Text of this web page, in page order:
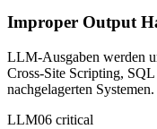
Improper Output
LLM-Ausgaben werden
Cross-Site Scripting,
nachgelagerten Systemen.
LLM06 critical